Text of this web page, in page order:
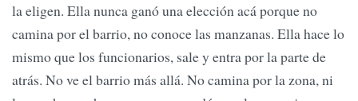
la eligen. Ella nunca ganó una elección acá porque no
camina por el barrio, no conoce las manzanas. Ella hace lo
mismo que los funcionarios, sale y entra por la parte de
atrás. No ve el barrio más allá. No camina por la zona, ni